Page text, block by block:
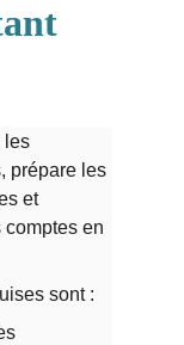
les
prépare les
et
comptes en
sont :